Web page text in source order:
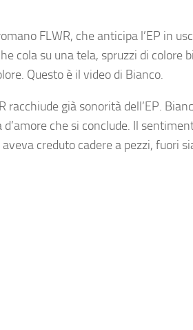
FLWR, che anticipa l’EP in
cola su una tela, spruzzi di colore
Questo è il video di Bianco.
racchiude già sonorità dell’EP.
che si conclude. Il
creduto cadere a pezzi, fuori